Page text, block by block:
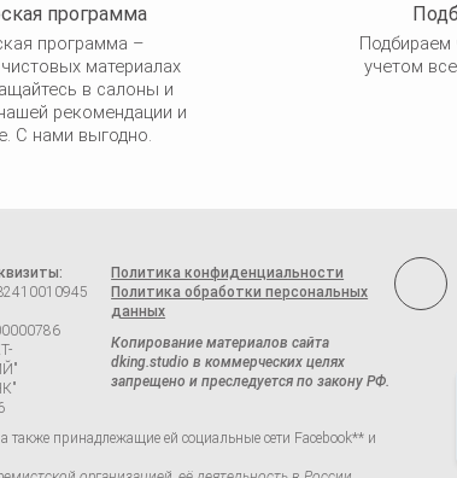
программа
программа –
материалах
в салоны и
рекомендации и
С нами выгодно.
Подбираем
учетом
Политика конфиденциальности
Политика обработки персональных
данных
Копирование материалов сайта
dking.studio в коммерческих целях
запрещено и преследуется по закону РФ.
также принадлежащие ей социальные сети Facebook** и